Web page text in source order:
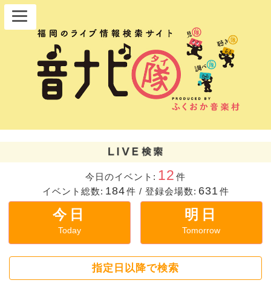
今日のイベント: 12 件
イベント総数: 184件 / 登録会場数: 631 件
今日
Today
明日
Tomorrow
指定日以降で検索